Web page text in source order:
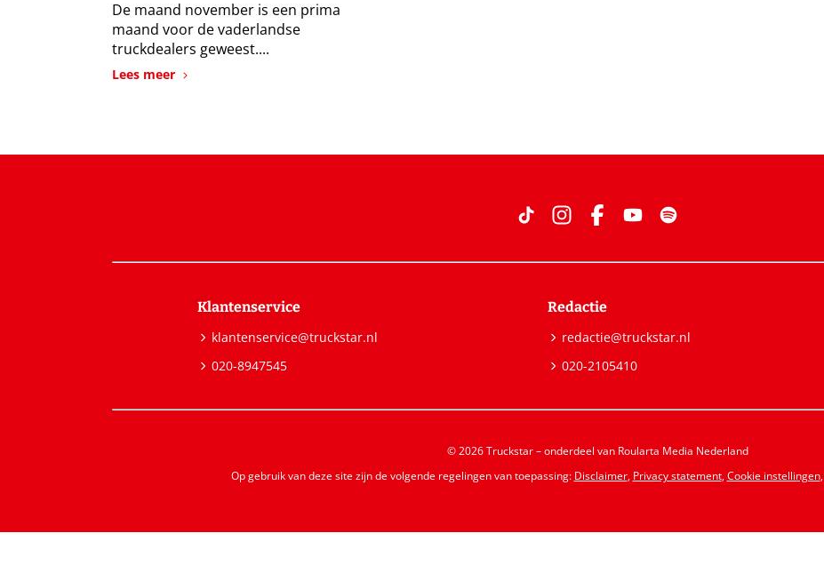
De maand november is een prima
maand voor de vaderlandse
truckdealers geweest....
Lees meer
Klantenservice
klantenservice@truckstar.nl
020-8947545
Redactie
redactie@truckstar.nl
020-2105410
© 2026 Truckstar – onderdeel van Roularta Media Nederland
Op gebruik van deze site zijn de volgende regelingen van toepassing: Disclaimer, Privacy statement,Cookie instellingen,